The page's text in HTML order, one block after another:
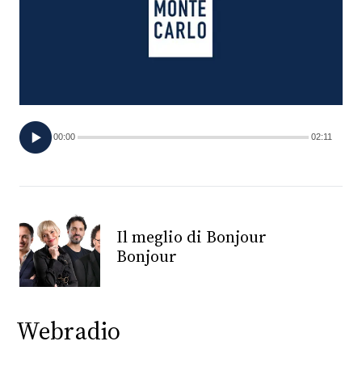
TV
PRINCIPATO
MONACO
RMC
CONSIGLIA
00:00 02:11
Il meglio di Bonjour
Bonjour
Webradio